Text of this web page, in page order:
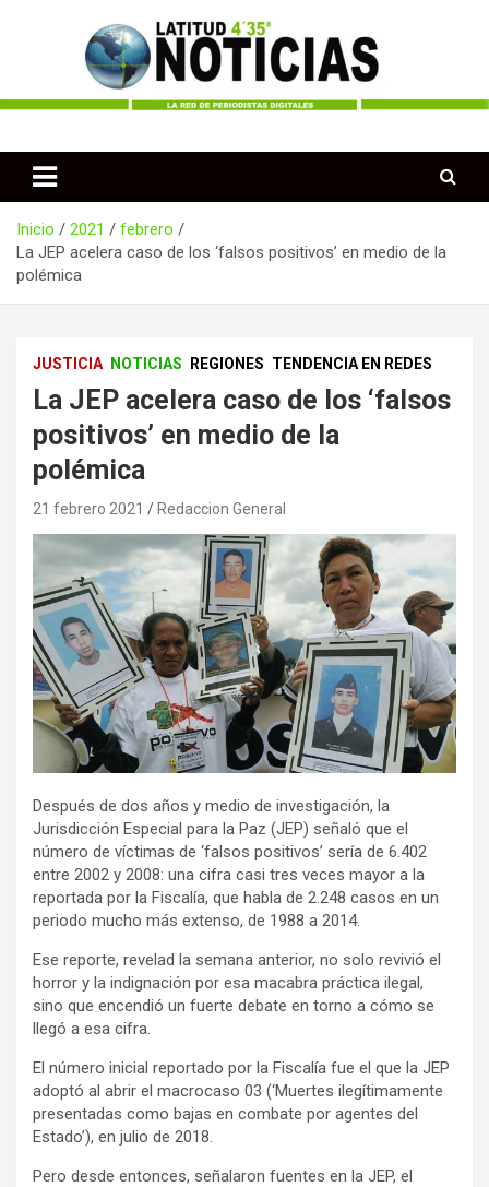
Latitud 435 Noticias
Inicio 2021
febrero
La JEP acelera caso de los ‘falsos positivos’ en medio de la
polémica
JUSTICIA NOTICIAS REGIONES TENDENCIA EN REDES
La JEP acelera caso de los ‘falsos
positivos’ en medio de la
polémica
21 febrero 2021 Redaccion General
Después de dos años y medio de investigación, la
Jurisdicción Especial para la Paz (JEP) señaló que el
número de víctimas de ‘falsos positivos’ sería de 6.402
entre 2002 y 2008: una cifra casi tres veces mayor a la
reportada por la Fiscalía, que habla de 2.248 casos en un
periodo mucho más extenso, de 1988 a 2014.
Ese reporte, revelad la semana anterior, no solo revivió el
horror y la indignación por esa macabra práctica ilegal,
sino que encendió un fuerte debate en torno a cómo se
llegó a esa cifra.
El número inicial reportado por la Fiscalía fue el que la JEP
adoptó al abrir el macrocaso 03 (‘Muertes ilegítimamente
presentadas como bajas en combate por agentes del
Estado’), en julio de 2018.
Pero desde entonces, señalaron fuentes en la JEP, el